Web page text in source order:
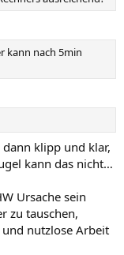
kann nach 5min
klipp und klar,
kann das nicht…
Ursache sein
zu tauschen,
nutzlose Arbeit